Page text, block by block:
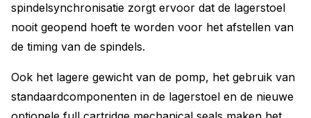
spindelsynchronisatie zorgt ervoor dat de lagerstoel
nooit geopend hoeft te worden voor het afstellen van
de timing van de spindels.
Ook het lagere gewicht van de pomp, het gebruik van
standaardcomponenten in de lagerstoel en de nieuwe